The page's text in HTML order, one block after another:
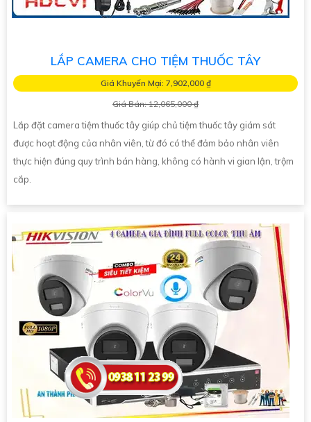
LẮP CAMERA CHO TIỆM THUỐC TÂY
Giá Khuyến Mại: 7,902,000 ₫
Giá Bán: 12,065,000 ₫
Lắp đặt camera tiệm thuốc tây giúp chủ tiệm thuốc tây giám sát
được hoạt động của nhân viên, từ đó có thể đảm bảo nhân viên
thực hiện đúng quy trình bán hàng, không có hành vi gian lận, trộm
cắp.